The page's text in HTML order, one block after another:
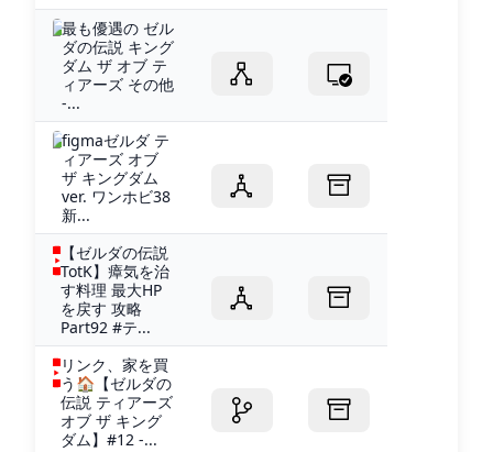
最も優遇の ゼル
ダの伝説 キング
ダム ザ オブ テ
ィアーズ その他
-...
figmaゼルダ テ
ィアーズ オブ
ザ キングダム
ver. ワンホビ38
新...
【ゼルダの伝説
TotK】瘴気を治
す料理 最大HP
を戻す 攻略
Part92 #テ...
リンク、家を買
う🏠【ゼルダの
伝説 ティアーズ
オブ ザ キング
ダム】#12 -...